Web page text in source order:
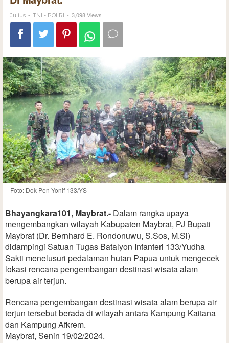
Julius - TNI - POLRI - 3,098 Views
Foto: Dok Pen Yonif 133/YS
Bhayangkara101, Maybrat.- Dalam rangka upaya
mengembangkan wilayah Kabupaten Maybrat, PJ Bupati
Maybrat (Dr. Bernhard E. Rondonuwu, S.Sos, M.Si)
didampingi Satuan Tugas Batalyon Infanteri 133/Yudha
Sakti menelusuri pedalaman hutan Papua untuk mengecek
lokasi rencana pengembangan destinasi wisata alam
berupa air terjun.
Rencana pengembangan destinasi wisata alam berupa air
terjun tersebut berada di wilayah antara Kampung Kaitana
dan Kampung Afkrem.
Maybrat, Senin 19/02/2024.